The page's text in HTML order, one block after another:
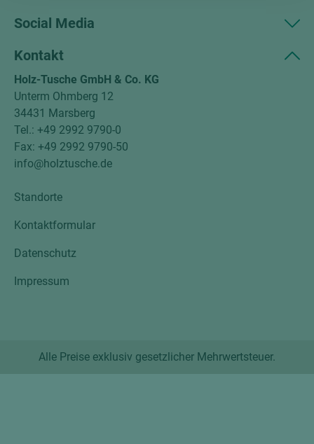
Social Media
Kontakt
Holz-Tusche GmbH & Co. KG
Unterm Ohmberg 12
34431 Marsberg
Tel.: +49 2992 9790-0
Fax: +49 2992 9790-50
info@holztusche.de
Standorte
Kontaktformular
Datenschutz
Impressum
Alle Preise exklusiv gesetzlicher Mehrwertsteuer.